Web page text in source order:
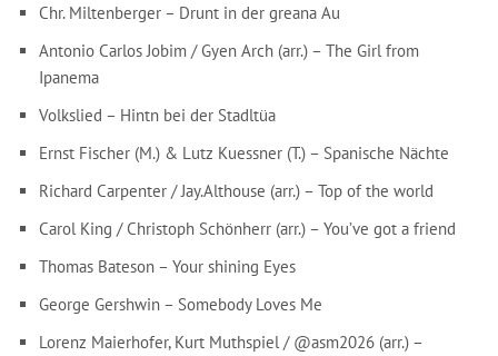
Chr. Miltenberger – Drunt in der greana Au
Antonio Carlos Jobim / Gyen Arch (arr.) – The Girl from
Ipanema
Volkslied – Hintn bei der Stadltüa
Ernst Fischer (M.) & Lutz Kuessner (T.) – Spanische Nächte
Richard Carpenter / Jay.Althouse (arr.) – Top of the world
Carol King / Christoph Schönherr (arr.) – You’ve got a friend
Thomas Bateson – Your shining Eyes
George Gershwin – Somebody Loves Me
Lorenz Maierhofer, Kurt Muthspiel / @asm2026 (arr.) –